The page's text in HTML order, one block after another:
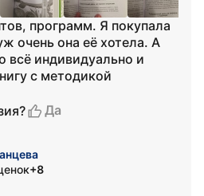
программ. Я покупала
очень она её хотела. А
всё индивидуально и
с методикой
Да
+8